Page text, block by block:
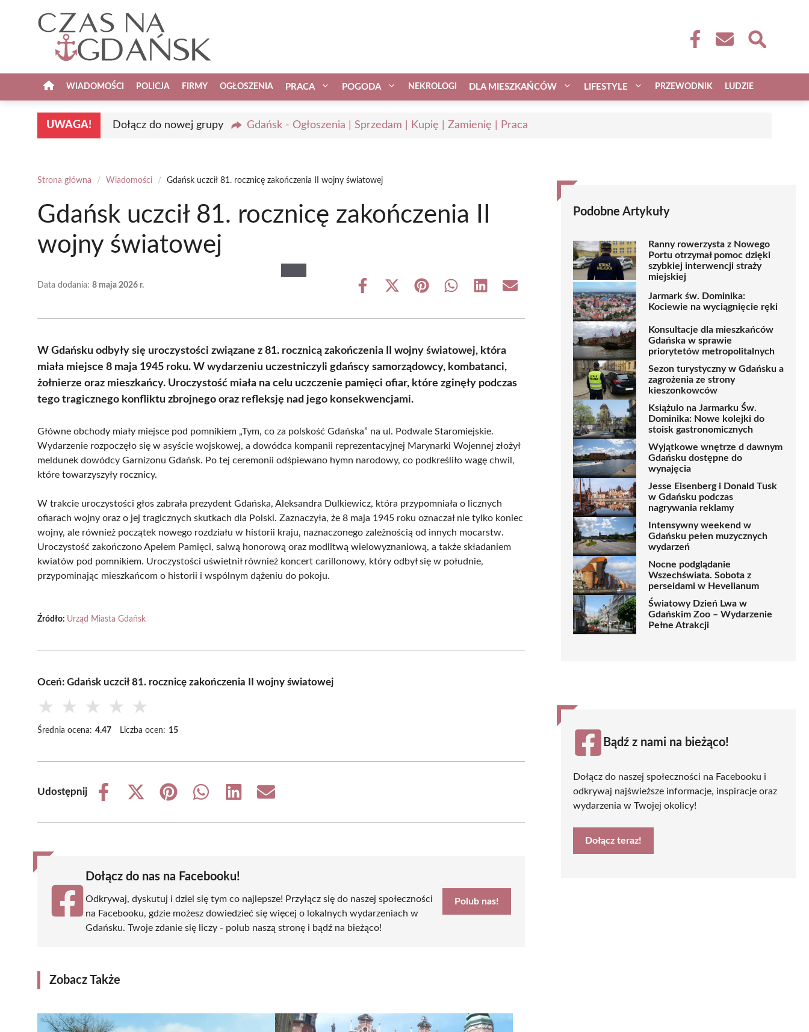
WIADOMOŚCI POLICJA FIRMY OGŁOSZENIA PRACA POGODA NEKROLOGI DLA MIESZKAŃCÓW LIFESTYLE PRZEWODNIK LUDZIE
UWAGA! Dołącz do nowej grupy Gdańsk - Ogłoszenia | Sprzedam | Kupię | Zamienię | Praca
Strona główna / Wiadomości / Gdańsk uczcił 81. rocznicę zakończenia II wojny światowej
Gdańsk uczcił 81. rocznicę zakończenia II
wojny światowej
Data dodania: 8 maja 2026 r.
Share
Share
(Twitter)
Share Share Share Share
W Gdańsku odbyły się uroczystości związane z 81. rocznicą zakończenia II wojny światowej, która
miała miejsce 8 maja 1945 roku. W wydarzeniu uczestniczyli gdańscy samorządowcy, kombatanci,
żołnierze oraz mieszkańcy. Uroczystość miała na celu uczczenie pamięci ofiar, które zginęły podczas
tego tragicznego konfliktu zbrojnego oraz refleksję nad jego konsekwencjami.
Główne obchody miały miejsce pod pomnikiem „Tym, co za polskość Gdańska” na ul. Podwale Staromiejskie.
Wydarzenie rozpoczęło się w asyście wojskowej, a dowódca kompanii reprezentacyjnej Marynarki Wojennej złożył
meldunek dowódcy Garnizonu Gdańsk. Po tej ceremonii odśpiewano hymn narodowy, co podkreśliło wagę chwil,
które towarzyszyły rocznicy.
W trakcie uroczystości głos zabrała prezydent Gdańska, Aleksandra Dulkiewicz, która przypomniała o licznych
ofiarach wojny oraz o jej tragicznych skutkach dla Polski. Zaznaczyła, że 8 maja 1945 roku oznaczał nie tylko koniec
wojny, ale również początek nowego rozdziału w historii kraju, naznaczonego zależnością od innych mocarstw.
Uroczystość zakończono Apelem Pamięci, salwą honorową oraz modlitwą wielowyznaniową, a także składaniem
kwiatów pod pomnikiem. Uroczystości uświetnił również koncert carillonowy, który odbył się w południe,
przypominając mieszkańcom o historii i wspólnym dążeniu do pokoju.
Źródło: Urząd Miasta Gdańsk
Oceń: Gdańsk uczcił 81. rocznicę zakończenia II wojny światowej
★ ★ ★ ★ ★
Średnia ocena: 4.47 Liczba ocen: 15
Udostępnij
Share
Share
(Twitter)
Share
Share
Share
Share
Dołącz do nas na Facebooku!
Odkrywaj, dyskutuj i dziel się tym co najlepsze! Przyłącz się do naszej społeczności
na Facebooku, gdzie możesz dowiedzieć się więcej o lokalnych wydarzeniach w
Gdańsku. Twoje zdanie się liczy - polub naszą stronę i bądź na bieżąco!
Polub nas!
Zobacz Także
Podobne Artykuły
Ranny rowerzysta z Nowego
Portu otrzymał pomoc dzięki
szybkiej interwencji straży
miejskiej
Jarmark św. Dominika:
Kociewie na wyciągnięcie ręki
Konsultacje dla mieszkańców
Gdańska w sprawie
priorytetów metropolitalnych
Sezon turystyczny w Gdańsku a
zagrożenia ze strony
kieszonkowców
Książulo na Jarmarku Św.
Dominika: Nowe kolejki do
stoisk gastronomicznych
Wyjątkowe wnętrze d dawnym
Gdańsku dostępne do
wynajęcia
Jesse Eisenberg i Donald Tusk
w Gdańsku podczas
nagrywania reklamy
Intensywny weekend w
Gdańsku pełen muzycznych
wydarzeń
Nocne podglądanie
Wszechświata. Sobota z
perseidami w Hevelianum
Światowy Dzień Lwa w
Gdańskim Zoo – Wydarzenie
Pełne Atrakcji
Bądź z nami na bieżąco!
Dołącz do naszej społeczności na Facebooku i
odkrywaj najświeższe informacje, inspiracje oraz
wydarzenia w Twojej okolicy!
Dołącz teraz!